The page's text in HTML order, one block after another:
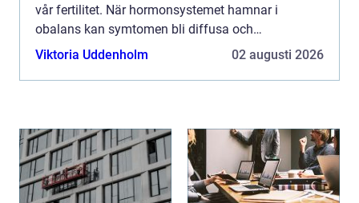
vår fertilitet. När hormonsystemet hamnar i
obalans kan symtomen bli diffusa och
långdragna. Många upplever trötthet,
Viktoria Uddenholm 02 augusti 2026